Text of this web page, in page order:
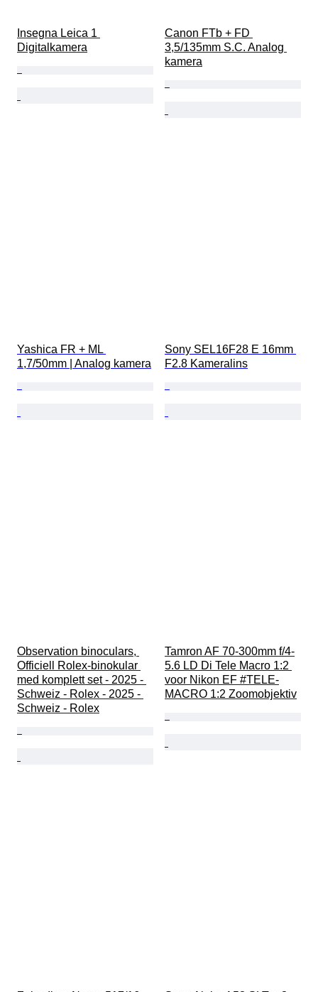
Insegna Leica 1
Digitalkamera
Canon FTb + FD
3,5/135mm S.C. Analog
kamera
Yashica FR + ML
1,7/50mm | Analog kamera
Sony SEL16F28 E 16mm
F2.8 Kameralins
Observation binoculars,
Officiell Rolex-binokular
med komplett set - 2025 -
Schweiz - Rolex - 2025 -
Schweiz - Rolex
Tamron AF 70-300mm f/4-
5.6 LD Di Tele Macro 1:2
voor Nikon EF #TELE-
MACRO 1:2 Zoomobjektiv